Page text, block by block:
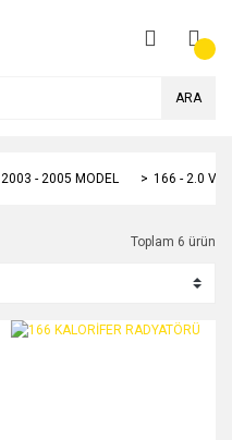
ARA
2003 - 2005 MODEL 166 - 2.0 V6
Toplam 6 ürün